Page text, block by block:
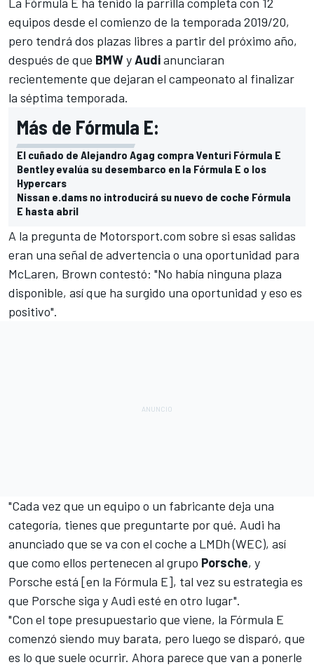
equipos desde el comienzo de la temporada 2019/20,
pero tendrá dos plazas libres a partir del próximo año,
después de que BMWyAudianunciaran
recientemente que dejaran el campeonato al finalizar
la séptima temporada.
Más de Fórmula E:
El cuñado de Alejandro Agag compra Venturi Fórmula E
Bentley evalúa su desembarco en la Fórmula E o los
Hypercars
Nissan e.dams no introducirá su nuevo de coche Fórmula
E hasta abril
A la pregunta de Motorsport.com sobre si esas salidas
eran una señal de advertencia o una oportunidad para
McLaren, Brown contestó: "No había ninguna plaza
disponible, así que ha surgido una oportunidad y eso es
positivo".
"Cada vez que un equipo o un fabricante deja una
categoría, tienes que preguntarte por qué. Audi ha
anunciado que se va con el coche a LMDh (WEC), así
que como ellos pertenecen al grupo Porsche, y
Porsche está [en la Fórmula E], tal vez su estrategia es
que Porsche siga y Audi esté en otro lugar".
"Con el tope presupuestario que viene, la Fórmula E
comenzó siendo muy barata, pero luego se disparó, que
es lo que suele ocurrir. Ahora parece que van a ponerle